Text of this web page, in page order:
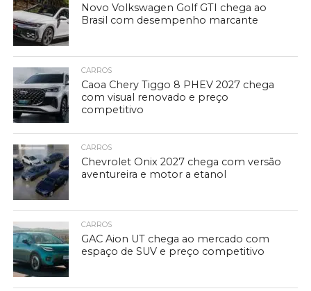
Novo Volkswagen Golf GTI chega ao
Brasil com desempenho marcante
CARROS
Caoa Chery Tiggo 8 PHEV 2027 chega
com visual renovado e preço
competitivo
CARROS
Chevrolet Onix 2027 chega com versão
aventureira e motor a etanol
CARROS
GAC Aion UT chega ao mercado com
espaço de SUV e preço competitivo